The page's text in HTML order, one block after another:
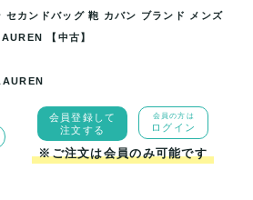
セカンドバッグ 鞄 カバン ブランド メンズ
【中古】
会員登録して
注文する
会員の方は
ログイン
※ご注文は会員のみ可能です